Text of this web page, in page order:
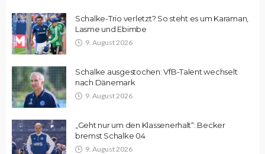
Schalke-Trio verletzt? So steht es um Karaman,
Lasme und Ebimbe
9. August 2026
Schalke ausgestochen: VfB-Talent wechselt
nach Dänemark
9. August 2026
„Geht nur um den Klassenerhalt“: Becker
bremst Schalke 04
9. August 2026